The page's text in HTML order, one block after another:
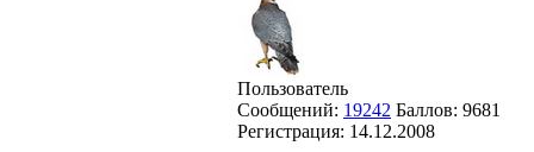
Пользователь
Сообщений: 19242 Баллов: 9681
Регистрация: 14.12.2008